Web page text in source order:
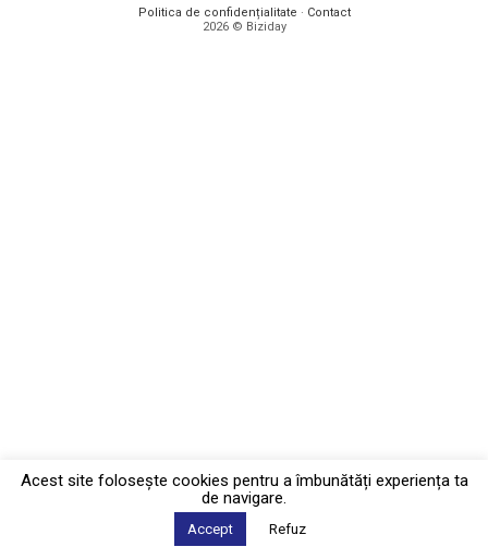
Politica de confidențialitate · Contact
2026 © Biziday
Acest site foloseşte cookies pentru a îmbunătăți experiența ta
de navigare.
Accept Refuz